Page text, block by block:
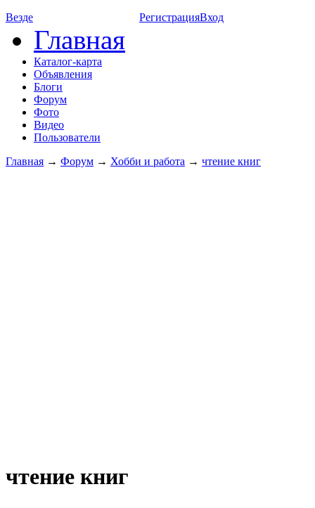
Везде РегистрацияВход
Главная
Каталог-карта
Объявления
Блоги
Форум
Фото
Видео
Пользователи
Главная → Форум → Хобби и работа → чтение книг
чтение книг